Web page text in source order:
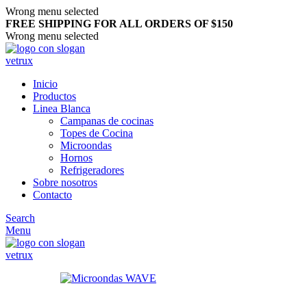
Wrong menu selected
FREE SHIPPING FOR ALL ORDERS OF $150
Wrong menu selected
Inicio
Productos
Linea Blanca
Campanas de cocinas
Topes de Cocina
Microondas
Hornos
Refrigeradores
Sobre nosotros
Contacto
Search
Menu